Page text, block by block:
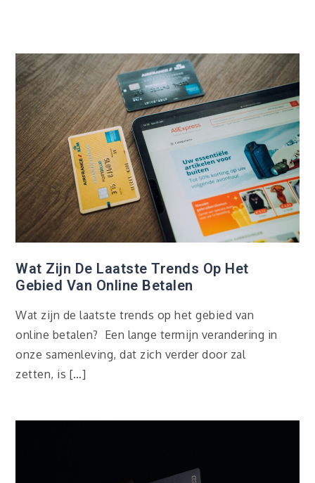
Wat Zijn De Laatste Trends Op Het
Gebied Van Online Betalen
Wat zijn de laatste trends op het gebied van
online betalen? Een lange termijn verandering in
onze samenleving, dat zich verder door zal
zetten, is […]